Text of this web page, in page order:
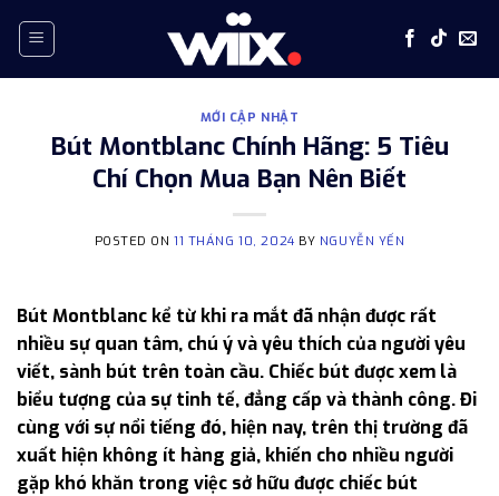
MỚI CẬP NHẬT
Bút Montblanc Chính Hãng: 5 Tiêu
Chí Chọn Mua Bạn Nên Biết
POSTED ON11 THÁNG 10, 2024 BY NGUYỄN YẾN
Bút Montblanc kể từ khi ra mắt đã nhận được rất
nhiều sự quan tâm, chú ý và yêu thích của người yêu
viết, sành bút trên toàn cầu. Chiếc bút được xem là
biểu tượng của sự tinh tế, đẳng cấp và thành công. Đi
cùng với sự nổi tiếng đó, hiện nay, trên thị trường đã
xuất hiện không ít hàng giả, khiến cho nhiều người
gặp khó khăn trong việc sở hữu được chiếc bút